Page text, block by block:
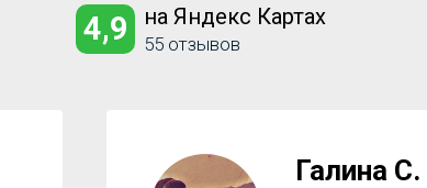
55 отзывов
на Яндекс Картах
4,9
Галина С.